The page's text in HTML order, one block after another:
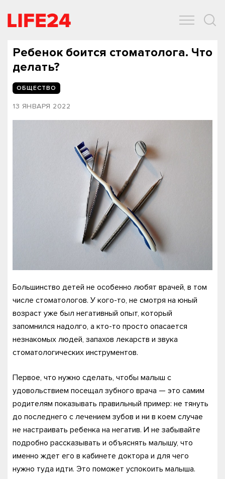
Ребенок боится стоматолога. Что
делать?
ОБЩЕСТВО
13 ЯНВАРЯ 2022
Большинство детей не особенно любят врачей, в том
числе стоматологов. У кого-то, не смотря на юный
возраст уже был негативный опыт, который
запомнился надолго, а кто-то просто опасается
незнакомых людей, запахов лекарств и звука
стоматологических инструментов.
Первое, что нужно сделать, чтобы малыш с
удовольствием посещал зубного врача — это самим
родителям показывать правильный пример: не тянуть
до последнего с лечением зубов и ни в коем случае
не настраивать ребенка на негатив. И не забывайте
подробно рассказывать и объяснять малышу, что
именно ждет его в кабинете доктора и для чего
нужно туда идти. Это поможет успокоить малыша.